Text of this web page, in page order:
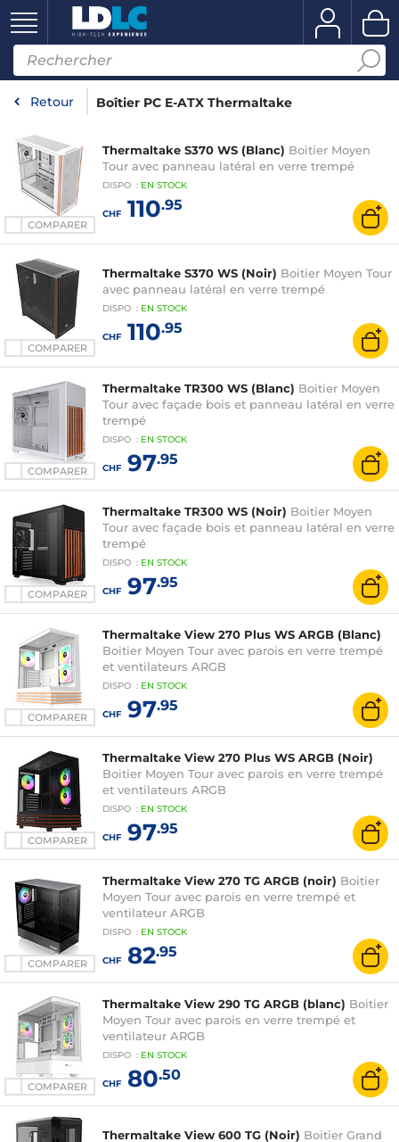
Retour Boîtier PC E-ATX Thermaltake
COMPARER
Thermaltake S370 WS (Blanc) Boitier Moyen
Tour avec panneau latéral en verre trempé
DISPO : EN STOCK
CHF110.95
COMPARER
Thermaltake S370 WS (Noir) Boitier Moyen Tour
avec panneau latéral en verre trempé
DISPO : EN STOCK
CHF110.95
COMPARER
Thermaltake TR300 WS (Blanc) Boitier Moyen
Tour avec façade bois et panneau latéral en verre
trempé
DISPO : EN STOCK
CHF97.95
COMPARER
Thermaltake TR300 WS (Noir) Boitier Moyen
Tour avec façade bois et panneau latéral en verre
trempé
DISPO : EN STOCK
CHF97.95
COMPARER
Thermaltake View 270 Plus WS ARGB (Blanc)
Boitier Moyen Tour avec parois en verre trempé
et ventilateurs ARGB
DISPO : EN STOCK
CHF97.95
COMPARER
Thermaltake View 270 Plus WS ARGB (Noir)
Boitier Moyen Tour avec parois en verre trempé
et ventilateurs ARGB
DISPO : EN STOCK
CHF97.95
COMPARER
Thermaltake View 270 TG ARGB (noir) Boitier
Moyen Tour avec parois en verre trempé et
ventilateur ARGB
DISPO : EN STOCK
CHF82.95
COMPARER
Thermaltake View 290 TG ARGB (blanc) Boitier
Moyen Tour avec parois en verre trempé et
ventilateur ARGB
DISPO : EN STOCK
CHF80.50
Thermaltake View 600 TG (Noir) Boitier Grand